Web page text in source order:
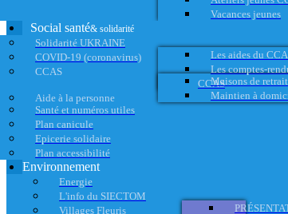
Vacances jeunes
Social santé& solidarité
Solidarité UKRAINE
COVID-19 (coronavirus)
CCAS
Les aides du
Les comptes-
CCAS
Aide à la personne
Maisons de
Maintien à
Santé et numéros utiles
Plan canicule
Epicerie solidaire
Plan accessibilité
Environnement
Energie
L'info du SIECTOM
Villages Fleuris